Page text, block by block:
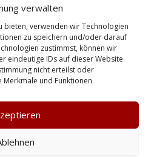
verwalten
bieten, verwenden wir Technologien
zu speichern und/oder darauf
zustimmst, können wir
eindeutige IDs auf dieser Website
nicht erteilst oder
und Funktionen
die Ansicht:
schaffen, die
Vertrauenswürdigkeit
bieten auch
Geborgenheit, ob für
Immobilie. Unsere
Sicherheit ist